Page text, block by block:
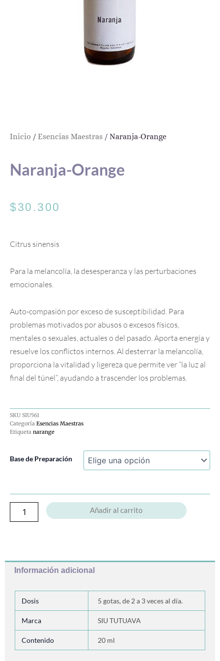
Inicio / Esencias Maestras / Naranja-Orange
Naranja-Orange
$30.300
Citrus sinensis
Para la melancolía, la desesperanza y las perturbaciones
emocionales.
Auto-compasión por exceso de susceptibilidad. Para
problemas motivados por abusos o excesos físicos,
mentales o sexuales, actuales o del pasado. Aporta energía y
resuelve los conflictos internos. Al desterrar la melancolía,
proporciona la vitalidad y ligereza que permite ver “la luz al
final del túnel”, ayudando a trascender los problemas.
SKU SIU561
Categoría Esencias Maestras
Etiqueta narange
Base de Preparación
Naranja-
Añadir al carrito
Información adicional
Dosis 5 gotas, de 2 a 3 veces al día.
Marca SIU TUTUAVA
Contenido 20 ml